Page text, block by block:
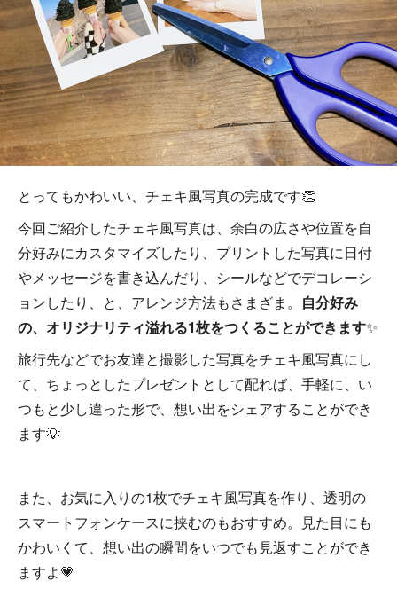
とってもかわいい、チェキ風写真の完成です👏
今回ご紹介したチェキ風写真は、余白の広さや位置を自
分好みにカスタマイズしたり、プリントした写真に日付
やメッセージを書き込んだり、シールなどでデコレーシ
ョンしたり、と、アレンジ方法もさまざま。 自分好み
の、オリジナリティ溢れる1枚をつくることができます✨
旅行先などでお友達と撮影した写真をチェキ風写真にし
て、ちょっとしたプレゼントとして配れば、手軽に、い
つもと少し違った形で、想い出をシェアすることができ
ます💡
また、お気に入りの1枚でチェキ風写真を作り、透明の
スマートフォンケースに挟むのもおすすめ。見た目にも
かわいくて、想い出の瞬間をいつでも見返すことができ
ますよ💗